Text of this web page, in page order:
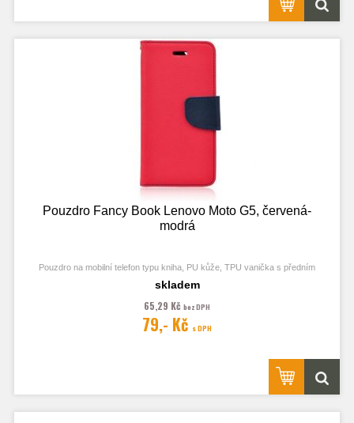
Pouzdro Fancy Book Lenovo Moto G5, červená-
modrá
Pouzdro na mobilní telefon typu kniha, PU kůže, TPU vanička s předním
Obrázek je pouze ilustrační a zobrazuje Stejná Pouzdra pro jiný model
skladem
65,29 Kč bez DPH
79,- Kč s DPH